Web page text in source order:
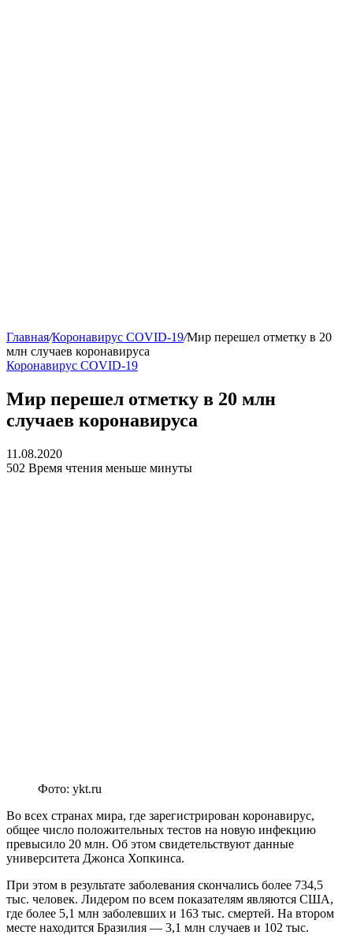
Главная/Коронавирус COVID-19/Мир перешел отметку в 20
млн случаев коронавируса
Коронавирус COVID-19
Мир перешел отметку в 20 млн
случаев коронавируса
11.08.2020
502 Время чтения меньше минуты
Фото: ykt.ru
Во всех странах мира, где зарегистрирован коронавирус,
общее число положительных тестов на новую инфекцию
превысило 20 млн. Об этом свидетельствуют данные
университета Джонса Хопкинса.
При этом в результате заболевания скончались более 734,5
тыс. человек. Лидером по всем показателям являются США,
где более 5,1 млн заболевших и 163 тыс. смертей. На втором
месте находится Бразилия — 3,1 млн случаев и 102 тыс.